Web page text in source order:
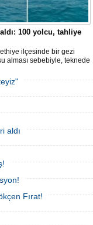
100 yolcu, tahliye
ilçesinde bir gezi
alması sebebiyle, teknede
için bölgede
başlatıldı.
aldı
Fırat!